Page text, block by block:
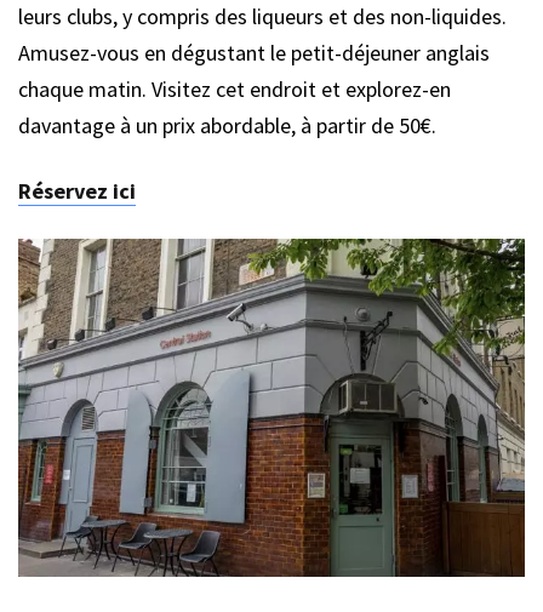
leurs clubs, y compris des liqueurs et des non-liquides.
Amusez-vous en dégustant le petit-déjeuner anglais
chaque matin. Visitez cet endroit et explorez-en
davantage à un prix abordable, à partir de 50€.
Réservez ici